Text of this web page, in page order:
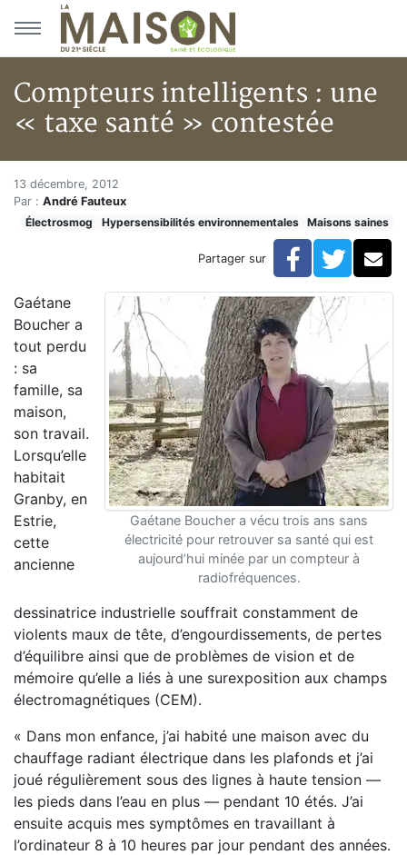
Aller au menu principal
Aller au contenu principal
Compteurs intelligents : une
« taxe santé » contestée
Accueil
Articles
Maisons saines
Hypersensibilités environnementales
Compteurs intelligents : une « taxe santé » contestée
Compteurs intelligents : une
13 décembre, 2012
Par : André Fauteux
Électrosmog
Hypersensibilités environnementales Maisons saines
Partager sur Facebook
Gaétane Boucher a vécu trois ans sans
électricité pour retrouver sa santé qui est
aujourd’hui minée par un compteur à
radiofréquences.
Gaétane
Boucher a
tout perdu
: sa
famille, sa
maison,
son travail.
Lorsqu’elle
habitait
Granby, en
Estrie,
cette
ancienne
dessinatrice industrielle souffrait constamment de
violents maux de tête, d’engourdissements, de pertes
d’équilibre ainsi que de problèmes de vision et de
mémoire qu’elle a liés à une surexposition aux champs
électromagnétiques (CEM).
« Dans mon enfance, j’ai habité une maison avec du
chauffage radiant électrique dans les plafonds et j’ai
joué régulièrement sous des lignes à haute tension —
les pieds dans l’eau en plus — pendant 10 étés. J’ai
ensuite acquis mes symptômes en travaillant à
l’ordinateur 8 à 10 heures par jour pendant des années.